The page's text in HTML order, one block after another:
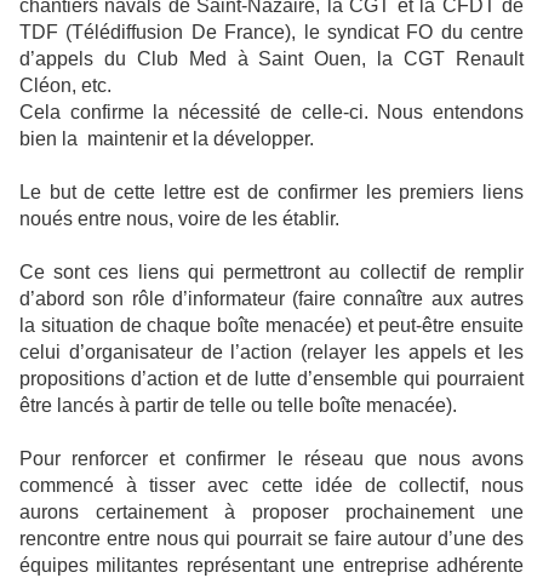
chantiers navals de Saint-Nazaire, la CGT et la CFDT de
TDF (Télédiffusion De France), le syndicat FO du centre
d’appels du Club Med à Saint Ouen, la CGT Renault
Cléon, etc.
Cela confirme la nécessité de celle-ci. Nous entendons
bien la maintenir et la développer.
Le but de cette lettre est de confirmer les premiers liens
noués entre nous, voire de les établir.
Ce sont ces liens qui permettront au collectif de remplir
d’abord son rôle d’informateur (faire connaître aux autres
la situation de chaque boîte menacée) et peut-être ensuite
celui d’organisateur de l’action (relayer les appels et les
propositions d’action et de lutte d’ensemble qui pourraient
être lancés à partir de telle ou telle boîte menacée).
Pour renforcer et confirmer le réseau que nous avons
commencé à tisser avec cette idée de collectif, nous
aurons certainement à proposer prochainement une
rencontre entre nous qui pourrait se faire autour d’une des
équipes militantes représentant une entreprise adhérente